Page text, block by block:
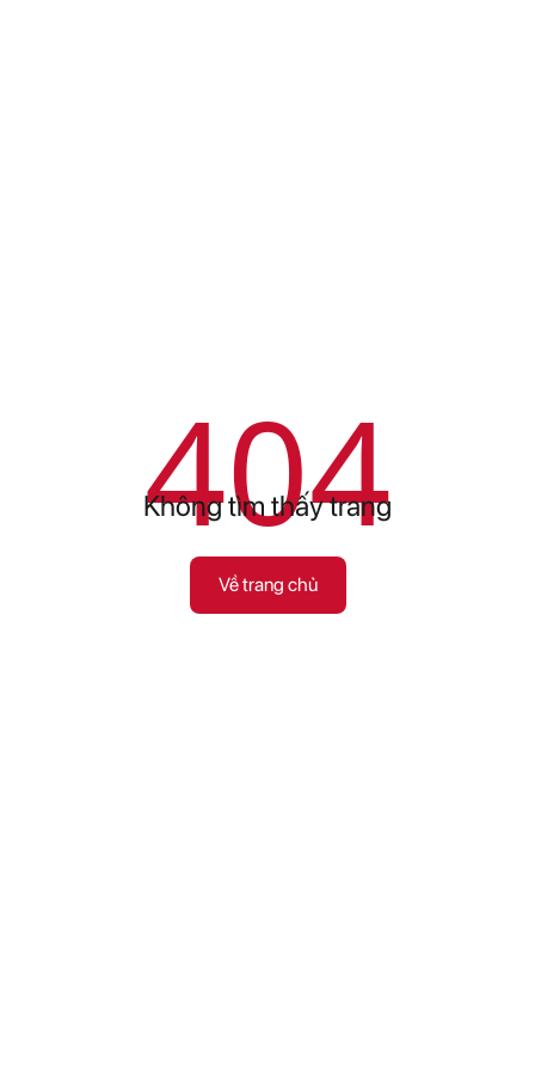
404
Không tìm thấy trang
Về trang chủ